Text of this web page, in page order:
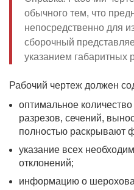
обычного тем, что
непосредственно для
сборочный
указанием габаритных
Рабочий чертеж должен
оптимальное
разрезов, сечений,
полностью раскрывают
указание всех
отклонений;
информацию о